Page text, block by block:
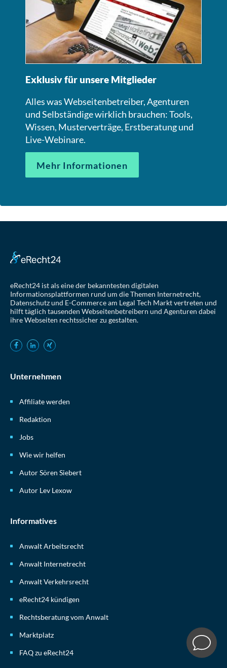
Exklusiv für unsere Mitglieder
Alles was Webseitenbetreiber, Agenturen
und Selbständige wirklich brauchen: Tools,
Wissen, Musterverträge, Erstberatung und
Live-Webinare.
Mehr Informationen
eRecht24 ist als eine der bekanntesten digitalen
Informationsplattformen rund um die Themen Internetrecht,
Datenschutz und E-Commerce am Legal Tech Markt vertreten und
hilft täglich tausenden Webseitenbetreibern und Agenturen dabei
ihre Webseiten rechtssicher zu gestalten.
Unternehmen
Affiliate werden
Redaktion
Jobs
Wie wir helfen
Autor Sören Siebert
Autor Lev Lexow
Informatives
Anwalt Arbeitsrecht
Anwalt Internetrecht
Anwalt Verkehrsrecht
eRecht24 kündigen
Rechtsberatung vom Anwalt
Marktplatz
FAQ zu eRecht24